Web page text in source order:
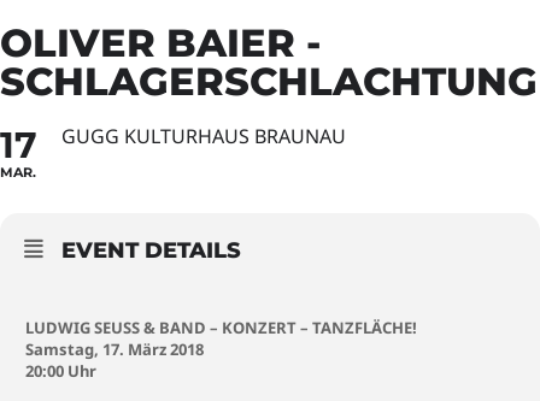
OLIVER BAIER -
SCHLAGERSCHLACHTUNG
17
MAR.
GUGG KULTURHAUS BRAUNAU
EVENT DETAILS
LUDWIG SEUSS & BAND – KONZERT – TANZFLÄCHE!
Samstag, 17. März 2018
20:00 Uhr